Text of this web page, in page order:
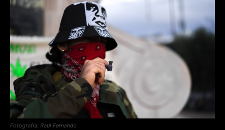
Fotografía: Raúl Fernando